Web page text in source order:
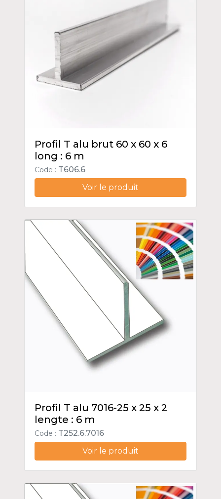
Profil T alu brut 60 x 60 x 6
long : 6 m
Code : T606.6
Voir le produit
Profil T alu 7016-25 x 25 x 2
lengte : 6 m
Code : T252.6.7016
Voir le produit